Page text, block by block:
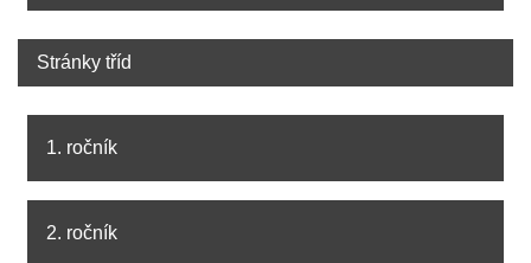
Stránky tříd
1. ročník
2. ročník